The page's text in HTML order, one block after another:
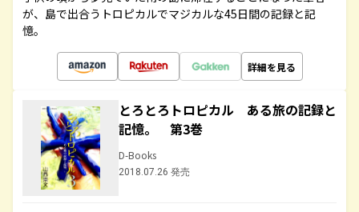
が、島で出合うトロピカルでマジカルな45日間の記録と記
憶。
詳細を見る
とろとろトロピカル ある旅の記録と
記憶。 第3巻
D-Books
2018.07.26 発売